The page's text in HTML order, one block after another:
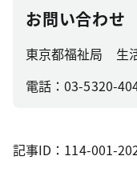
お問い合わせ
東京都福祉局 生
電話：03-5320-
記事ID：114-001-